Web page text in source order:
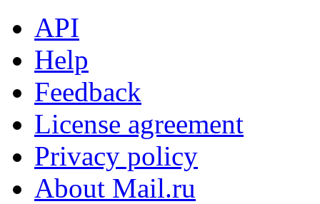
API
Help
Feedback
License agreement
Privacy policy
About Mail.ru